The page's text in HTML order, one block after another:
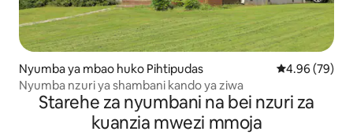
Nyumba ya mbao huko Pihtipudas Ukadiriaji wa
4.96 (79)
Nyumba nzuri ya shambani kando ya ziwa
Starehe za nyumbani na bei nzuri za
kuanzia mwezi mmoja